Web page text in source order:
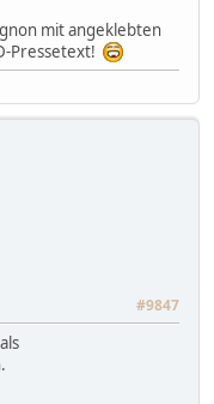
mit angeklebten
Pressetext!
#9847